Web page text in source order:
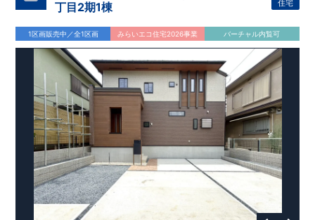
丁目2期1棟
住宅
1区画販売中／全1区画 みらいエコ住宅2026事業 バーチャル内覧可